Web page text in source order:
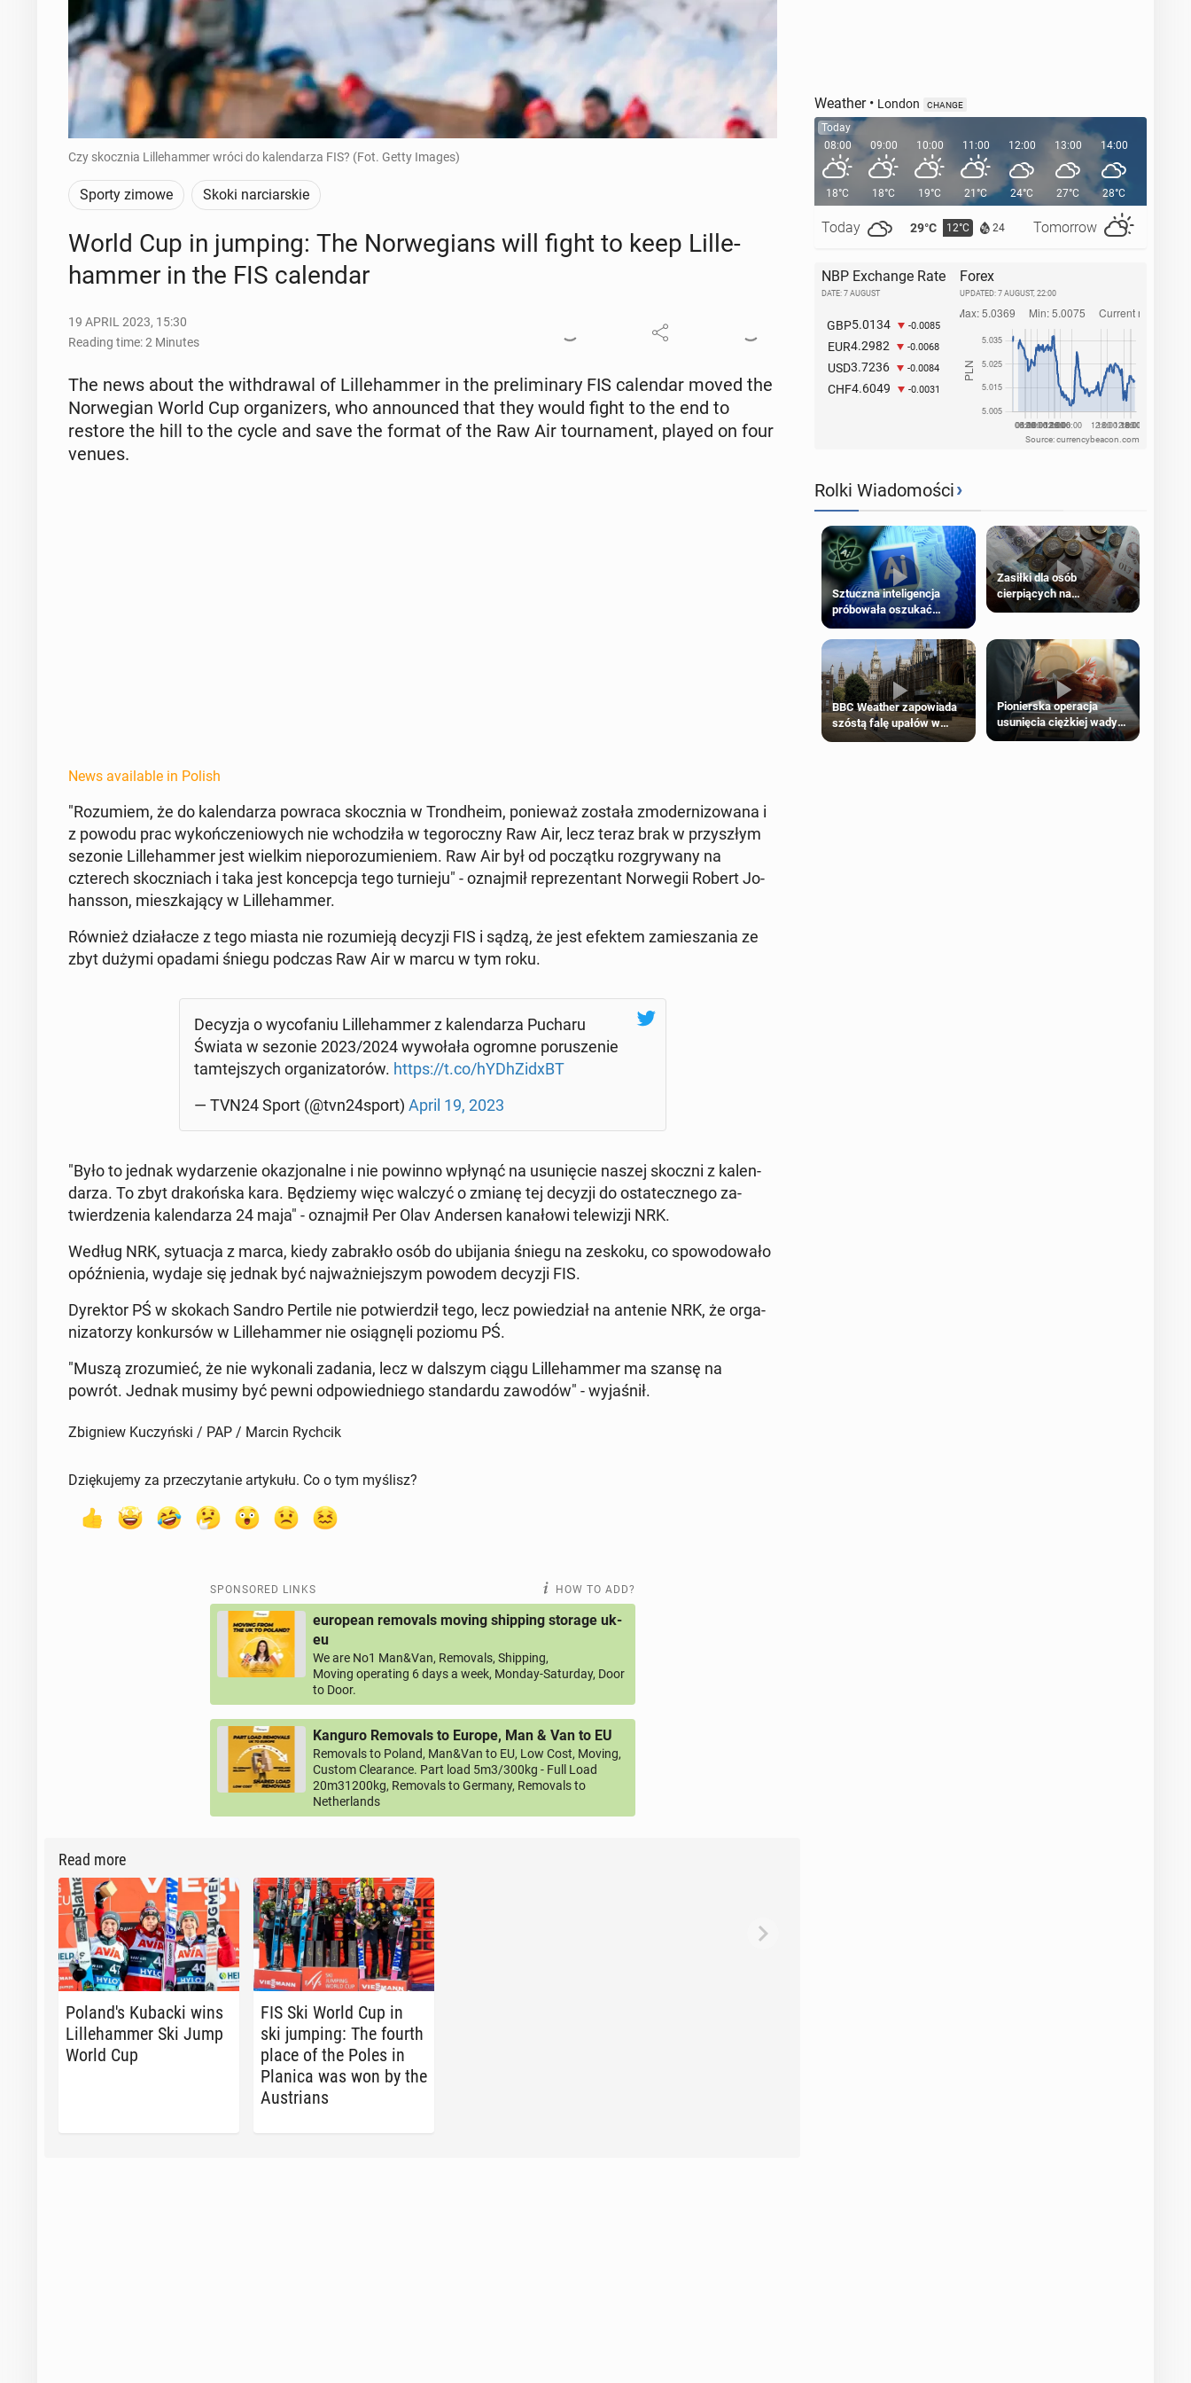
Czy skocznia Lillehammer wróci do kalendarza FIS? (Fot. Getty Images)
Sporty zimowe Skoki narciarskie
World Cup in jumping: The Nor­we­gians will fight to keep Lille­
ham­mer in the FIS cal­en­dar
19 APRIL 2023, 15:30
Reading time: 2 Minutes
The news about the with­draw­al of Lille­ham­mer in the pre­lim­i­nary FIS cal­en­dar moved the
Nor­we­gian World Cup or­ga­niz­ers, who an­nounced that they would fight to the end to
restore the hill to the cycle and save the format of the Raw Air tour­na­ment, played on four
venues.
News available in Polish
"Rozu­miem, że do kalen­darza powraca skocz­nia w Trond­heim, ponieważ została zmod­ern­i­zowana i
z powodu prac wykończeniowych nie wchodz­iła w tegoroczny Raw Air, lecz teraz brak w przyszłym
sezonie Lille­ham­mer jest wielkim nieporozu­mie­niem. Raw Air był od początku roz­gry­wany na
czterech skocz­ni­ach i taka jest kon­cepc­ja tego turnieju" - oz­na­jmił reprezen­tant Nor­wegii Robert Jo­
hans­son, mieszka­ją­cy w Lille­ham­mer.
Również dzi­ałacze z tego miasta nie rozu­mieją decyzji FIS i sądzą, że jest efektem za­miesza­nia ze
zbyt dużymi opadami śniegu podczas Raw Air w marcu w tym roku.
Decyzja o wyco­fa­niu Lille­ham­mer z kalen­darza Pucharu
Świata w sezonie 2023/2024 wywołała ogromne porusze­nie
tamte­jszych or­ga­ni­za­torów. https://t.co/hY­D­hZidxBT
— TVN24 Sport (@tvn24sport) April 19, 2023
"Było to jednak wydarze­nie okazjon­alne i nie powinno wpłynąć na usunię­cie naszej skoczni z kalen­
darza. To zbyt drakońs­ka kara. Będziemy więc walczyć o zmianę tej decyzji do os­tate­cznego za­
twierdzenia kalen­darza 24 maja" - oz­na­jmił Per Olav An­der­sen kanałowi telewiz­ji NRK.
Według NRK, sytu­ac­ja z marca, kiedy zabrakło osób do ubi­ja­nia śniegu na zeskoku, co spowodowało
opóźnienia, wydaje się jednak być na­jważniejszym powodem decyzji FIS.
Dyrek­tor PŚ w skokach Sandro Pertile nie potwierdz­ił tego, lecz powiedzi­ał na antenie NRK, że or­ga­
ni­za­torzy konkursów w Lille­ham­mer nie os­iągnęli poziomu PŚ.
"Muszą zrozu­mieć, że nie wykon­ali zadania, lecz w dalszym ciągu Lille­ham­mer ma szansę na
powrót. Jednak musimy być pewni odpowied­niego stan­dar­du zawodów" - wy­jaśnił.
Zbigniew Kuczyński / PAP / Marcin Rychcik
Dziękujemy za przeczytanie artykułu. Co o tym myślisz?
SPONSORED LINKS HOW TO ADD?
european removals moving shipping storage uk-
eu
We are No1 Man&Van, Removals, Shipping,
Moving operating 6 days a week, Monday-Saturday, Door
to Door.
Kanguro Removals to Europe, Man & Van to EU
Removals to Poland, Man&Van to EU, Low Cost, Moving,
Custom Clearance. Part load 5m3/300kg - Full Load
20m31200kg, Removals to Germany, Removals to
Netherlands
Read more
Poland's Kubacki wins
Lille­ham­mer Ski Jump
World Cup
FIS Ski World Cup in
ski jumping: The fourth
place of the Poles in
Planica was won by the
Aus­tri­ans
Weather• London CHANGE
Today
08:00
18°C
Today 29°C 12°C 24 Tomorrow
09:00
18°C
10:00
19°C
11:00
21°C
12:00
24°C
13:00
27°C
14:00
28°C
NBP Exchange Rate
DATE: 7 AUGUST
GBP5.0134 -0.0085
EUR4.2982 -0.0068
USD3.7236 -0.0084
CHF4.6049 -0.0031
Forex
UPDATED: 7 AUGUST, 22:00
Source: currencybeacon.com
Rolki Wiadomości›
Sztuczna inteligencja
próbowała oszukać
człowieka
Zasiłki dla osób
cierpiących na
schorzenia psychiczne
BBC Weather zapowiada
szóstą falę upałów w
Londynie
Pionierska operacja
usunięcia ciężkiej wady
wrodzonej płodu w łonie